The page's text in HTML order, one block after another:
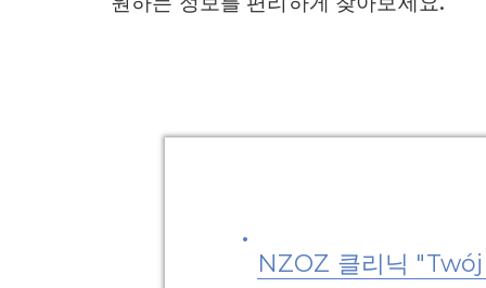
NZOZ 클리닉